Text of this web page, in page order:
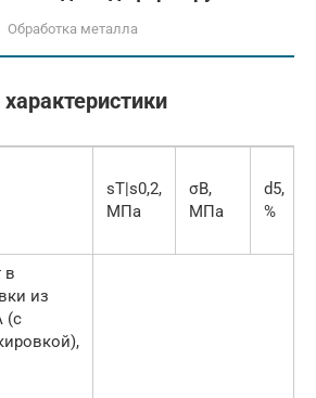
Обработка металла
sТ|s0,2,
МПа
σB,
МПа
d5,
%
в
из
(с